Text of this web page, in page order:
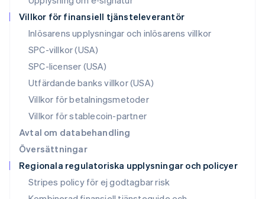
Villkor för finansiell tjänsteleverantör
Inlösarens upplysningar och inlösarens villkor
SPC-villkor (USA)
SPC-licenser (USA)
Utfärdande banks villkor (USA)
Villkor för betalningsmetoder
Villkor för stablecoin-partner
Avtal om databehandling
Översättningar
Regionala regulatoriska upplysningar och policyer
Stripes policy för ej godtagbar risk
Polen
English
Portugal
Rumänien
English
Schweiz
Deutsch FrançaisItalianoEnglish
Singapore
English 简体中文
English
Slovenien
EnglishItaliano
Spanien
EspañolEnglish